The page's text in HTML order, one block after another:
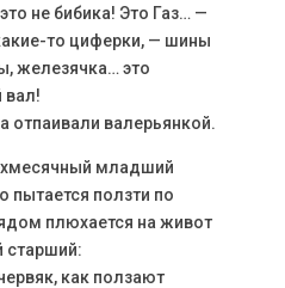
не бибика! Это Газ… —
то циферки, — шины
железячка… это
вал!
отпаивали валерьянкой.
младший
пытается ползти по
плюхается на живот
старший:
как ползают